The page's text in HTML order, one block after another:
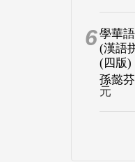
6學華
(漢語
(四版)
孫懿
元